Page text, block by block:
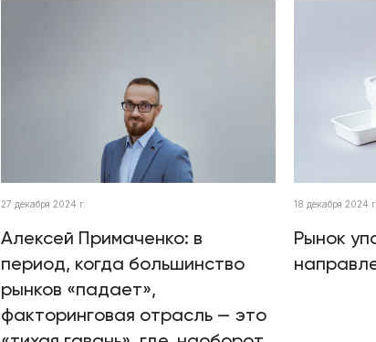
27 декабря 2024 г.
Алексей Примаченко: в
период, когда большинство
рынков «падает»,
факторинговая отрасль — это
18 декабря 2024 г.
Рынок